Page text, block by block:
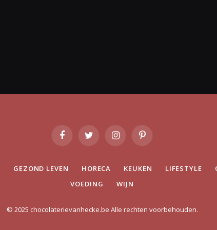
FacebookTwitter InstagramPinterest
GEZOND LEVEN HORECA KEUKEN LIFESTYLE
VOEDING
WIJN
© 2025 chocolaterievanhecke.be Alle rechten voorbehouden.